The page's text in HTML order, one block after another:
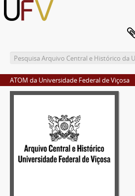
ATOM da Universidade Federal de Viçosa